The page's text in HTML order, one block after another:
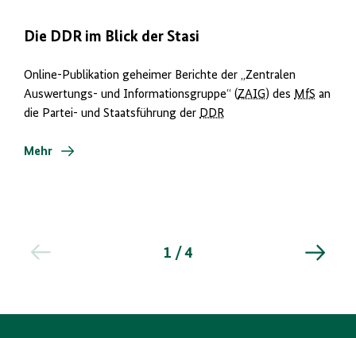
Die DDR im Blick der Stasi
Online-Publikation geheimer Berichte der „Zentralen
Auswertungs- und Informationsgruppe“ (ZAIG) des MfS an
die Partei- und Staatsführung der DDR
Mehr
1 / 4